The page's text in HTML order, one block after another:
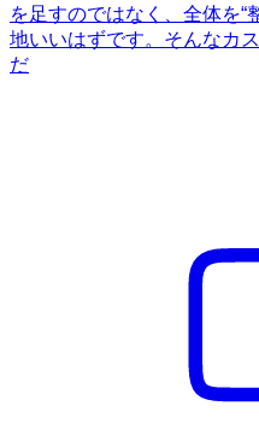
を足すのではなく、全体を“
地いいはずです。そんなカ
だ